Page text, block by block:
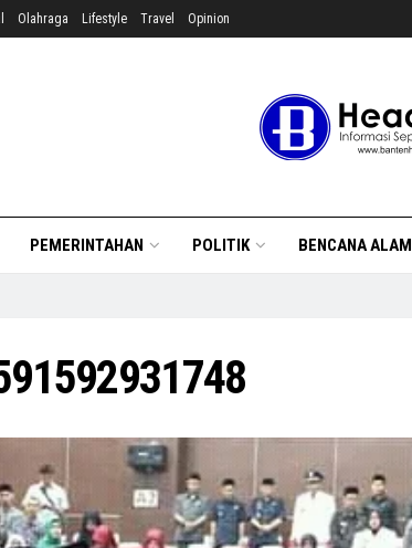
Olahraga Lifestyle Travel Opinion
PEMERINTAHAN POLITIK BENCANA ALAM